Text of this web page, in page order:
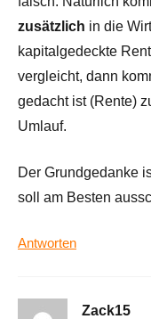
zusätzlich in die
kapitalgedeckte
vergleicht, dann
gedacht ist (Rente)
Umlauf.
Der Grundgedanke
soll am Besten
Antworten
Zack15